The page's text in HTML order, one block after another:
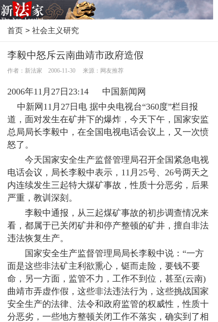
首页 > 社会主义研究
李毅中怒斥云南曲靖市政府造假
作者：新法家 2006-11-30 来源：网友推荐
2006年11月27日23:14 中国新闻网
中新网11月27日电 据中央电视台“360度”栏目报
道，面对发生在矿井下的爆炸，今天下午，国家安监
总局局长李毅中，在全国电视电话会议上，又一次愤
怒了。
今天国家安全生产监督管理局召开全国紧急电视
电话会议，局长李毅中表示，11月25号、26号两天之
内连续发生三起特大煤矿事故，性质十分恶劣，后果
严重，教训深刻。
李毅中通报，从三起煤矿事故的初步调查情况来
看，都属于已关闭矿井和停产整顿的矿井，擅自非法
违法恢复生产。
国家安全生产监督管理局局长李毅中说：“一方
面是这些非法矿主利欲熏心，铤而走险，要钱不要
命，另一方面，监管不力，工作不到位，甚至(云南)
曲靖市弄虚作假，这些非法违法行为，这些挑战国家
安全生产的法律、法令和政府监管的权威性，性质十
分恶劣，一些地方整顿关闭工作不落实，确实到了相